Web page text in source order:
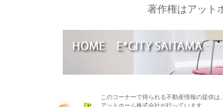
著作権はアット